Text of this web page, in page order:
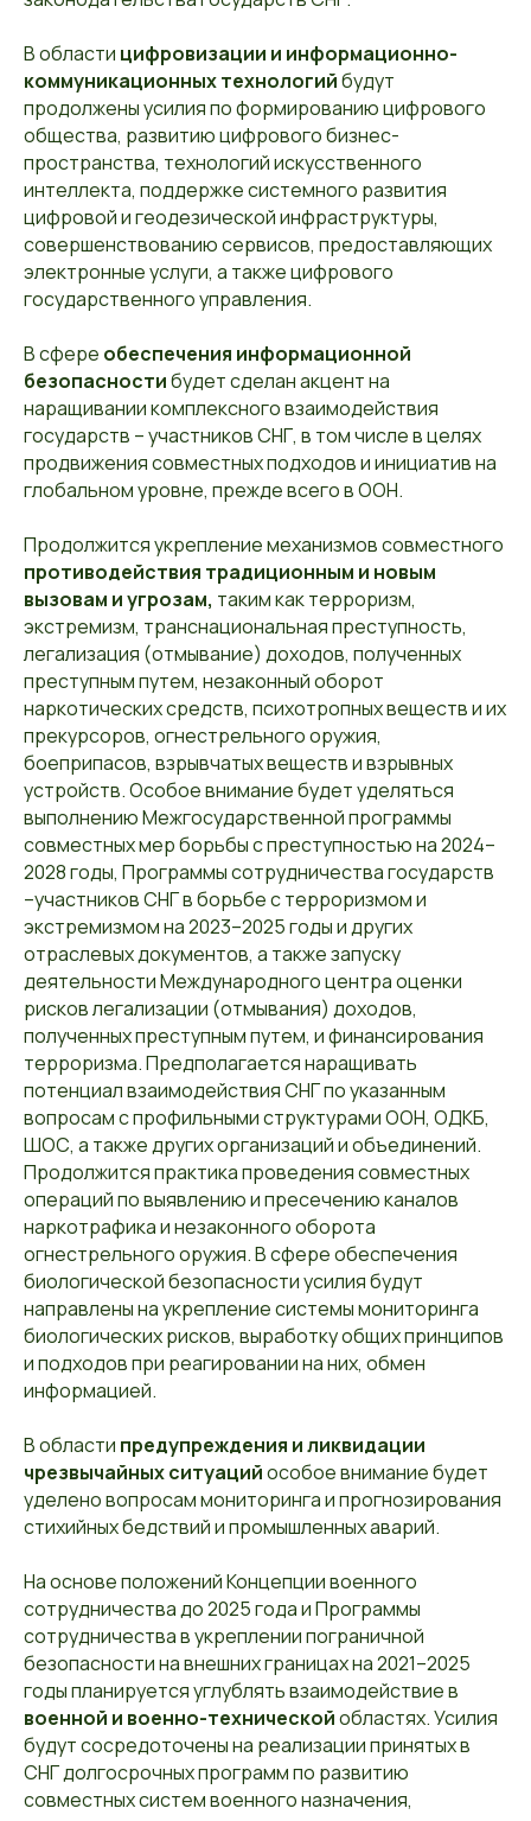
В области цифровизации и информационно-
коммуникационных технологийбудут
продолжены усилия по формированию цифрового
общества, развитию цифрового бизнес-
пространства, технологий искусственного
интеллекта, поддержке системного развития
цифровой и геодезической инфраструктуры,
совершенствованию сервисов, предоставляющих
электронные услуги, а также цифрового
государственного управления.
В сфере обеспечения информационной
безопасностибудет сделан акцент на
наращивании комплексного взаимодействия
государств – участников СНГ, в том числе в целях
продвижения совместных подходов и инициатив на
глобальном уровне, прежде всего в ООН.
Продолжится укрепление механизмов совместного
противодействия традиционным и новым
вызовам и угрозам, таким как терроризм,
экстремизм, транснациональная преступность,
легализация (отмывание) доходов, полученных
преступным путем, незаконный оборот
наркотических средств, психотропных веществ и их
прекурсоров, огнестрельного оружия,
боеприпасов, взрывчатых веществ и взрывных
устройств. Особое внимание будет уделяться
выполнению Межгосударственной программы
совместных мер борьбы с преступностью на 2024–
2028 годы, Программы сотрудничества государств
–участников СНГ в борьбе с терроризмом и
экстремизмом на 2023–2025 годы и других
отраслевых документов, а также запуску
деятельности Международного центра оценки
рисков легализации (отмывания) доходов,
полученных преступным путем, и финансирования
терроризма. Предполагается наращивать
потенциал взаимодействия СНГ по указанным
вопросам с профильными структурами ООН, ОДКБ,
ШОС, а также других организаций и объединений.
Продолжится практика проведения совместных
операций по выявлению и пресечению каналов
наркотрафика и незаконного оборота
огнестрельного оружия. В сфере обеспечения
биологической безопасности усилия будут
направлены на укрепление системы мониторинга
биологических рисков, выработку общих принципов
и подходов при реагировании на них, обмен
информацией.
В области предупреждения и ликвидации
чрезвычайных ситуацийособое внимание будет
уделено вопросам мониторинга и прогнозирования
стихийных бедствий и промышленных аварий.
На основе положений Концепции военного
сотрудничества до 2025 года и Программы
сотрудничества в укреплении пограничной
безопасности на внешних границах на 2021–2025
годы планируется углублять взаимодействие в
военной и военно-техническойобластях. Усилия
будут сосредоточены на реализации принятых в
СНГ долгосрочных программ по развитию
совместных систем военного назначения,